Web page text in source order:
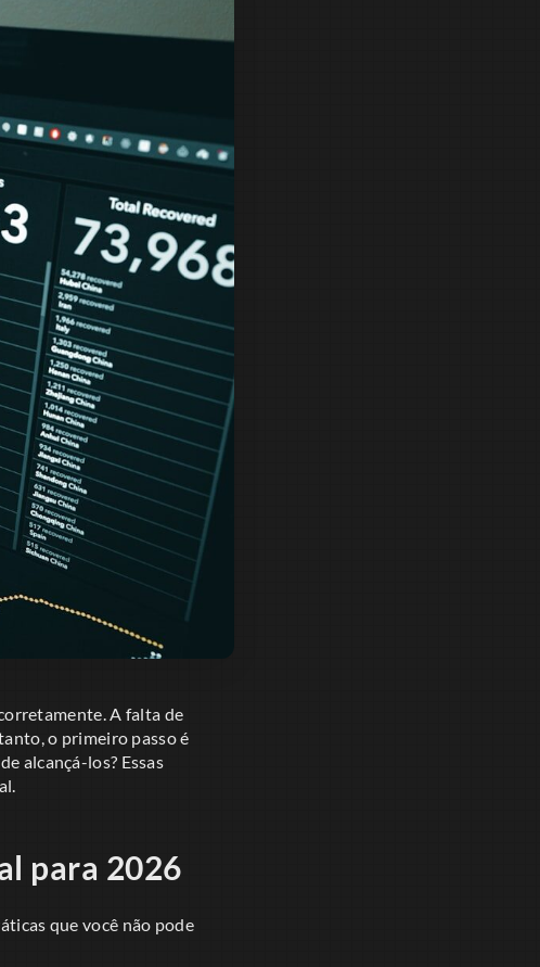
A falta de
o primeiro passo é
alcançá-los? Essas
para 2026
que você não pode